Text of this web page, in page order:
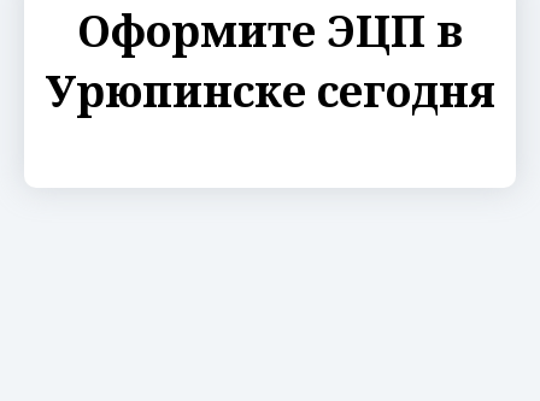
Оформите ЭЦП в
Урюпинске сегодня